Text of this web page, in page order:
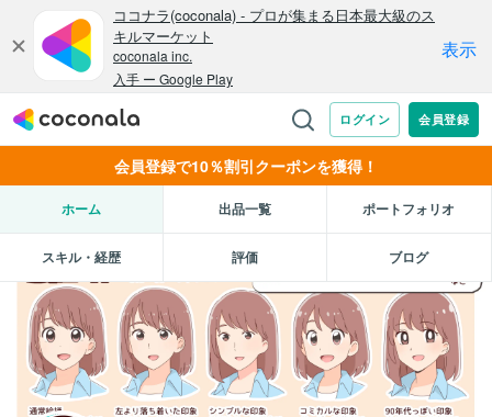
会員登録で10％割引クーポンを獲得！
ホーム 出品一覧 ポートフォリオ
スキル・経歴 評価 ブログ